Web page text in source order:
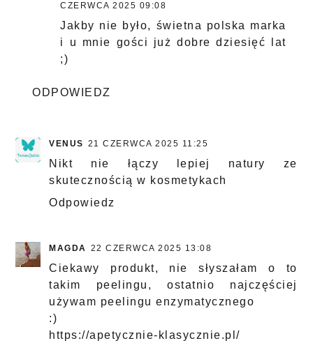
CZERWCA 2025 09:08
Jakby nie było, świetna polska marka
i u mnie gości już dobre dziesięć lat
;)
ODPOWIEDZ
VENUS 21 CZERWCA 2025 11:25
Nikt nie łączy lepiej natury ze
skutecznością w kosmetykach
Odpowiedz
MAGDA 22 CZERWCA 2025 13:08
Ciekawy produkt, nie słyszałam o to
takim peelingu, ostatnio najczęściej
używam peelingu enzymatycznego
:)
https://apetycznie-klasycznie.pl/